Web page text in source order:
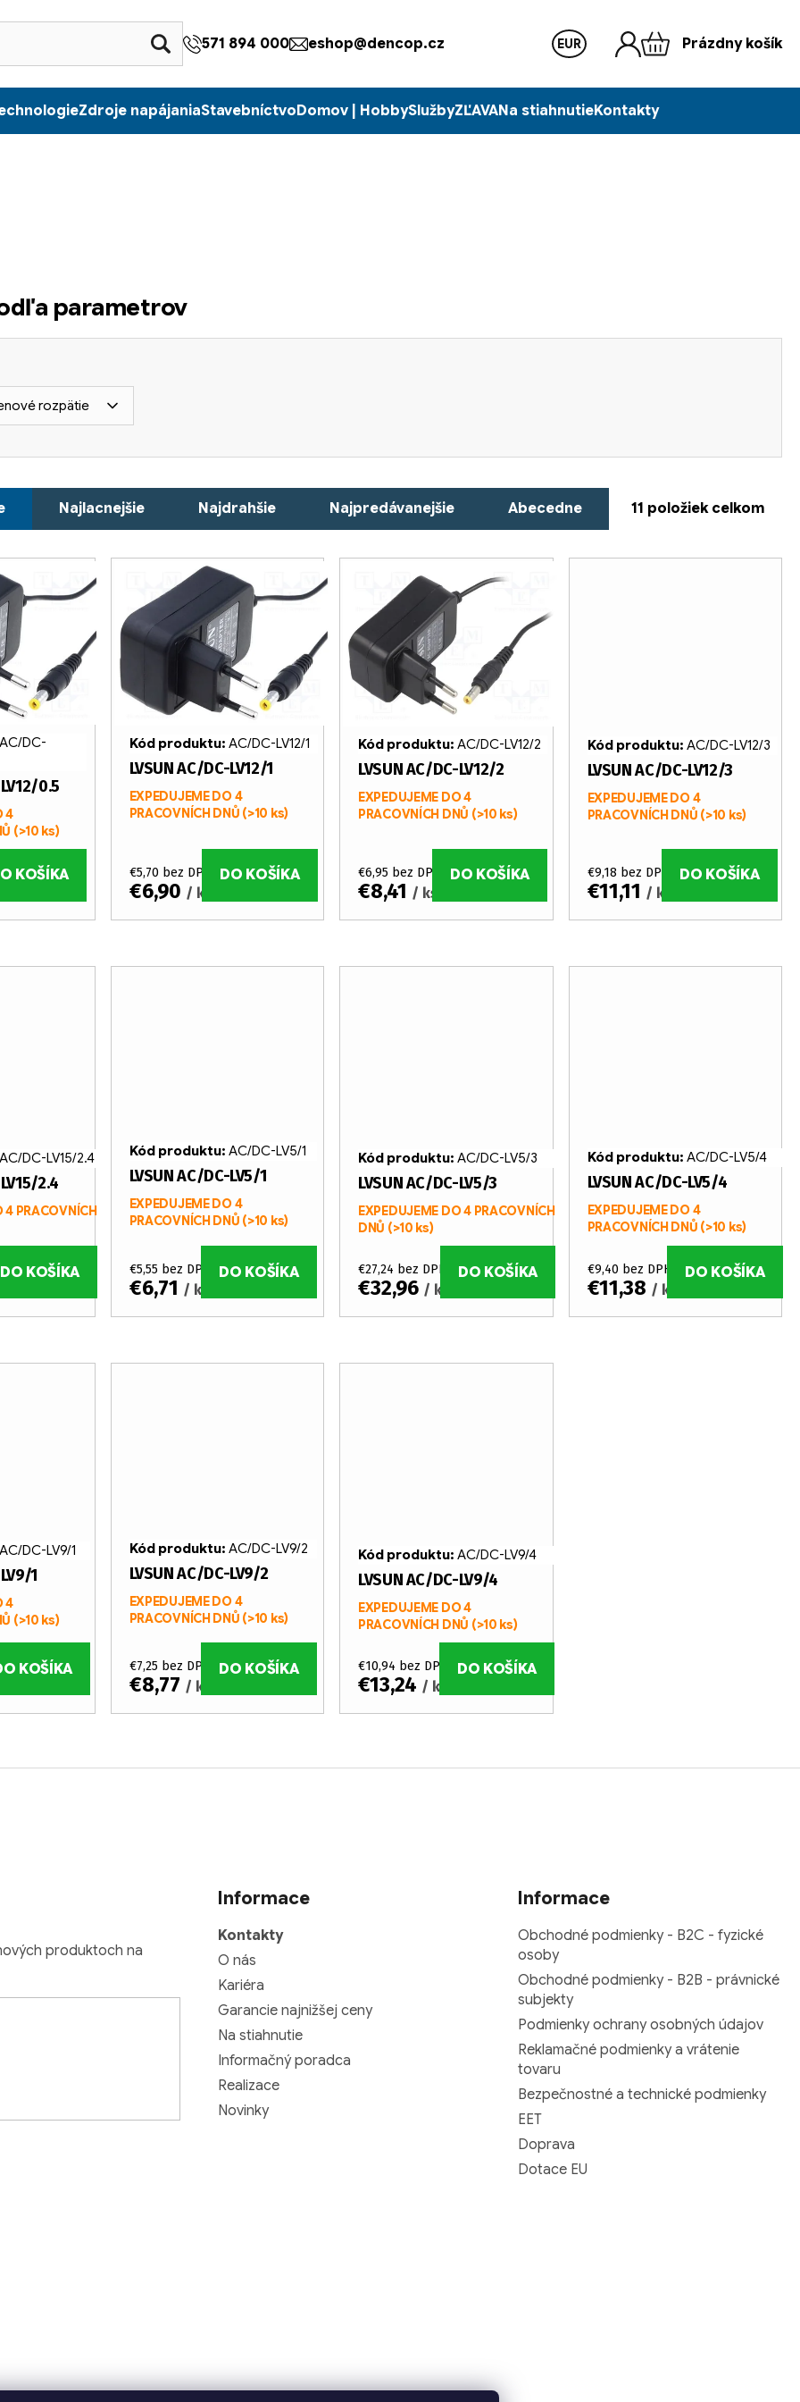
571 894 000 eshop@dencop.cz EUR Prázdny košík
Zdroje napájaniaStavebníctvoDomov | HobbySlužbyZĽAVANa stiahnutieKontakty
parametrov
rozpätie
Najlacnejšie Najdrahšie Najpredávanejšie Abecedne 11 položiek celkom
0.5
4
(>10 ks)
KOŠÍKA
AC/DC-
LVSUN AC/DC-LV12/1
EXPEDUJEME DO 4
PRACOVNÍCH DNŮ (>10 ks)
€5,70 bez DPH
€6,90 / ks
DO KOŠÍKA
Kód produktu: AC/DC-LV12/1
LVSUN AC/DC-LV12/2
EXPEDUJEME DO 4
PRACOVNÍCH DNŮ (>10 ks)
€6,95 bez DPH
€8,41 / ks
DO KOŠÍKA
Kód produktu: AC/DC-LV12/2
LVSUN AC/DC-LV12/3
EXPEDUJEME DO 4
PRACOVNÍCH DNŮ (>10 ks)
€9,18 bez DPH
€11,11 / ks
DO KOŠÍKA
Kód produktu: AC/DC-LV12/3
2.4
4 PRACOVNÍCH
DO KOŠÍKA
AC/DC-LV15/2.4
LVSUN AC/DC-LV5/1
EXPEDUJEME DO 4
PRACOVNÍCH DNŮ (>10 ks)
€5,55 bez DPH
€6,71 / ks
DO KOŠÍKA
Kód produktu: AC/DC-LV5/1
LVSUN AC/DC-LV5/3
EXPEDUJEME DO 4 PRACOVNÍCH
DNŮ (>10 ks)
€27,24 bez DPH
€32,96 / ks
DO KOŠÍKA
Kód produktu: AC/DC-LV5/3
LVSUN AC/DC-LV5/4
EXPEDUJEME DO 4
PRACOVNÍCH DNŮ (>10 ks)
€9,40 bez DPH
€11,38 / ks
DO KOŠÍKA
Kód produktu: AC/DC-LV5/4
1
4
(>10 ks)
KOŠÍKA
AC/DC-LV9/1
LVSUN AC/DC-LV9/2
EXPEDUJEME DO 4
PRACOVNÍCH DNŮ (>10 ks)
€7,25 bez DPH
€8,77 / ks
DO KOŠÍKA
Kód produktu: AC/DC-LV9/2
LVSUN AC/DC-LV9/4
EXPEDUJEME DO 4
PRACOVNÍCH DNŮ (>10 ks)
€10,94 bez DPH
€13,24 / ks
DO KOŠÍKA
Kód produktu: AC/DC-LV9/4
produktoch na
Informace
Kontakty
O nás
Kariéra
Garancie najnižšej ceny
Na stiahnutie
Informačný poradca
Realizace
Novinky
Informace
Obchodné podmienky - B2C - fyzické
osoby
Obchodné podmienky - B2B - právnické
subjekty
Podmienky ochrany osobných údajov
Reklamačné podmienky a vrátenie
tovaru
Bezpečnostné a technické podmienky
EET
Doprava
Dotace EU